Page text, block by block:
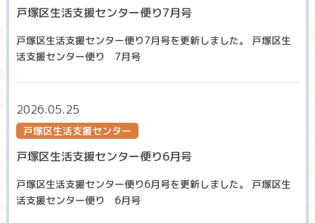
戸塚区生活支援センター便り7月号
戸塚区生活支援センター便り7月号を更新しました。 戸塚区生
活支援センター便り 7月号
2026.05.25
戸塚区生活支援センター
戸塚区生活支援センター便り6月号
戸塚区生活支援センター便り6月号を更新しました。 戸塚区生
活支援センター便り 6月号